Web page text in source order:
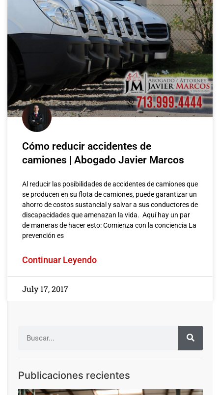
Cómo reducir accidentes de
camiones | Abogado Javier Marcos
Al reducir las posibilidades de accidentes de camiones que
se producen en su flota de camiones, puede garantizar un
ahorro de costos sustancial y salvar a sus conductores de
discapacidades que amenazan la vida. Aquí hay un par
de maneras de hacer esto: Comienza con la conciencia La
prevención es
Continuar Leyendo
July 17, 2017
Publicaciones recientes